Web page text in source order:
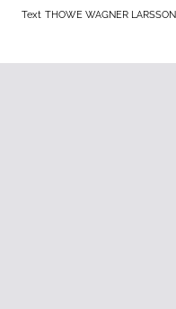
Text THOWE WAGNER LARSSON